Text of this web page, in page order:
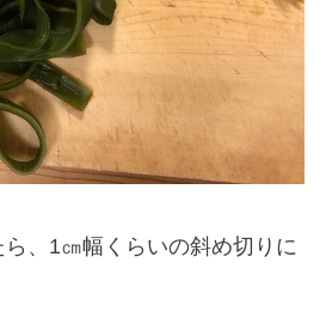
、1㎝幅くらいの斜め切りに